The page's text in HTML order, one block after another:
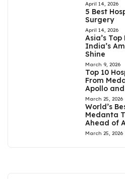
April 14, 2026
5 Best
Surgery
April 14, 2026
Asia’s
India’s
Shine
March 9, 2026
Top 10
From
Apollo
March 25, 2026
World’s
Medanta
Ahead of
March 25, 2026